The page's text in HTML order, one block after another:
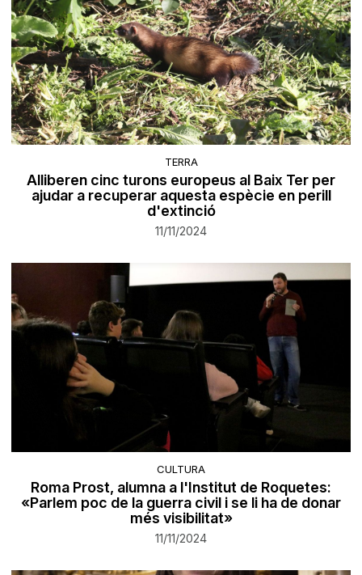
TERRA
Alliberen cinc turons europeus al Baix Ter per
ajudar a recuperar aquesta espècie en perill
d'extinció
11/11/2024
CULTURA
Roma Prost, alumna a l'Institut de Roquetes:
«Parlem poc de la guerra civil i se li ha de donar
més visibilitat»
11/11/2024